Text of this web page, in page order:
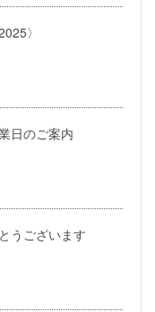
〉
日のご案内
うございます